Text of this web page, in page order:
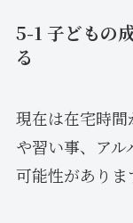
5-1 子どもの
る
現在は在宅時
や習い事、ア
可能性がありま